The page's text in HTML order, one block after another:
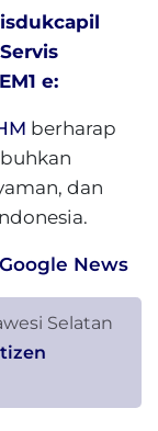
e:
berharap
dan
Google News
Selatan